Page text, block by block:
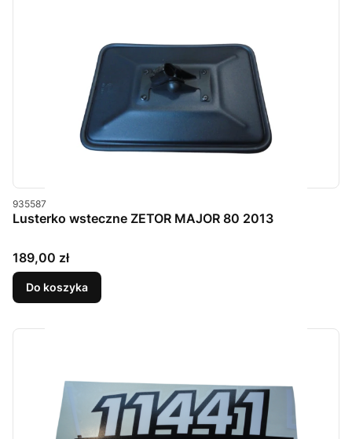
Kod produktu
935587
Lusterko wsteczne ZETOR MAJOR 80 2013
Cena
189,00 zł
Do koszyka